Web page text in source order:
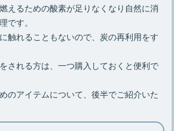
えるための酸素が足りなくなり自然に消
です。
触れることもないので、炭の再利用をす
される方は、一つ購入しておくと便利で
のアイテムについて、後半でご紹介いた